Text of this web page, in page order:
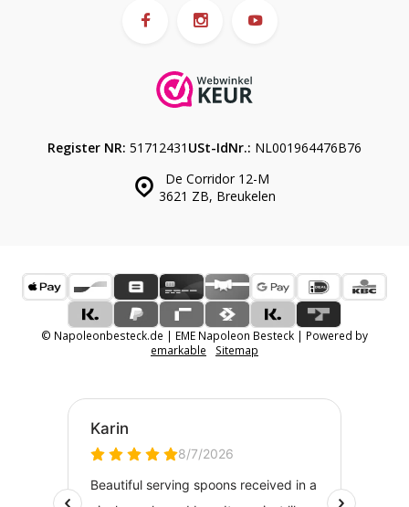
De Corridor 12-M
3621 ZB, Breukelen
Register NR: 51712431 USt-IdNr.: NL001964476B76
© Napoleonbesteck.de | EME Napoleon Besteck | Powered by
emarkable
Sitemap